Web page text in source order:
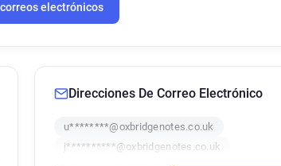
electrónicos
Direcciones De Correo Electrónico
u********@oxbridgenotes.co.uk
j**********@oxbridgenotes.co.uk